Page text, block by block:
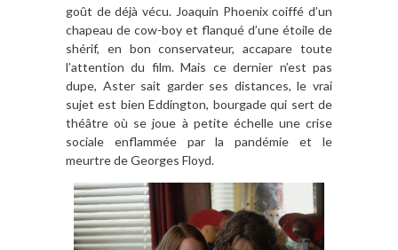
goût de déjà vécu. Joaquin Phoenix coiffé d’un
chapeau de cow-boy et flanqué d’une étoile de
shérif, en bon conservateur, accapare toute
l’attention du film. Mais ce dernier n’est pas
dupe, Aster sait garder ses distances, le vrai
sujet est bien Eddington, bourgade qui sert de
théâtre où se joue à petite échelle une crise
sociale enflammée par la pandémie et le
meurtre de Georges Floyd.